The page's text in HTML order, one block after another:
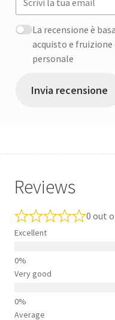
La recensione è
acquisto e
personale
Invia recensione
Reviews
0 out
Excellent
Very good
Average